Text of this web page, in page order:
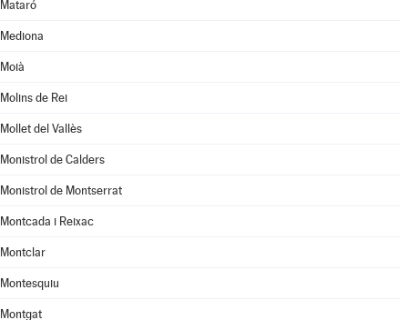
Mataró
Mediona
Moià
Molins de Rei
Mollet del Vallès
Monistrol de Calders
Monistrol de Montserrat
Montcada i Reixac
Montclar
Montesquiu
Montgat